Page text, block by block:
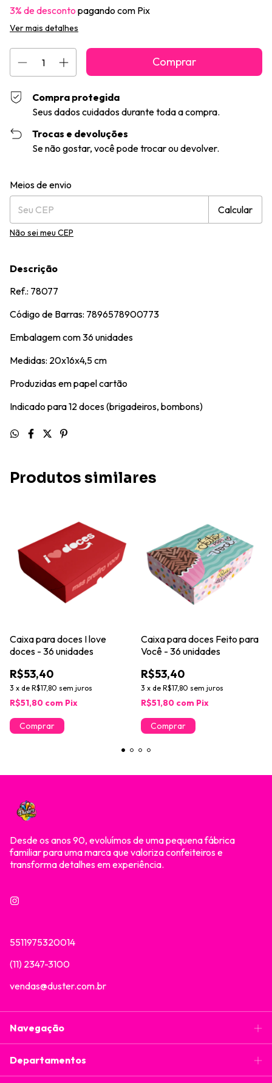
3% de desconto pagando com Pix
Ver mais detalhes
Compra protegida
Seus dados cuidados durante toda a compra.
Trocas e devoluções
Se não gostar, você pode trocar ou devolver.
Entregas para o CEP:
Meios de envio
Calcular
Não sei meu CEP
Descrição
Ref.: 78077
Código de Barras: 7896578900773
Embalagem com 36 unidades
Medidas: 20x16x4,5 cm
Produzidas em papel cartão
Indicado para 12 doces (brigadeiros, bombons)
Produtos similares
Caixa para doces I love
doces - 36 unidades
R$53,40
3 x de R$17,80 sem juros
R$51,80 com Pix
Caixa para doces Feito para
Você - 36 unidades
R$53,40
3 x de R$17,80 sem juros
R$51,80 com Pix
Desde os anos 90, evoluímos de uma pequena fábrica
familiar para uma marca que valoriza confeiteiros e
transforma detalhes em experiência.
5511975320014
(11) 2347-3100
vendas@duster.com.br
Navegação
Departamentos